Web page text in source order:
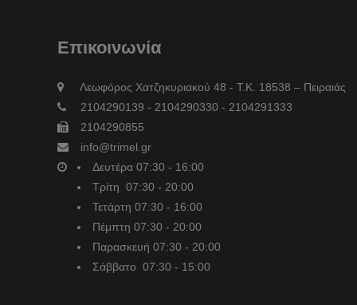
Επικοινωνία
Λεωφόρος Χατζηκυριακού 48 - Τ.Κ. 18538 – Πειραιάς
2104290139 - 2104290330 - 2104291333
2104290855
info@trimel.gr
Δευτέρα 07:30 - 16:00
Τρίτη 07:30 - 20:00
Τετάρτη 07:30 - 16:00
Πέμπτη 07:30 - 20:00
Παρασκευή 07:30 - 20:00
Σάββατο 07:30 - 15:00